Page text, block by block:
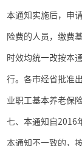
本通知实施后，申
险费的人员，缴费
时效均统一改按本
行。各市经省批准
业职工基本养老保
七、本通知自 2016
本通知不一致的，